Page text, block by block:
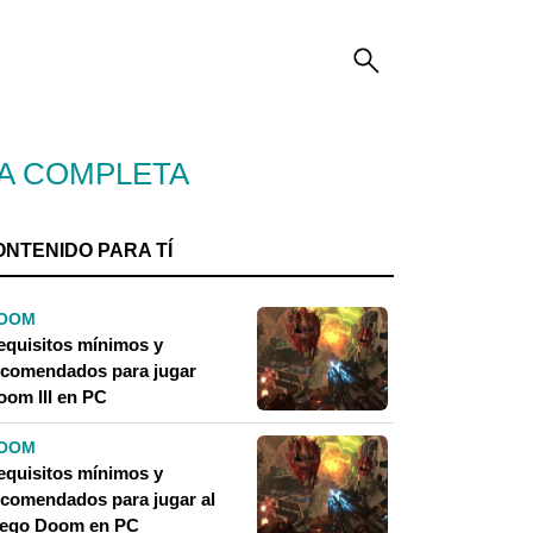
COMPLETA
PARA TÍ
mínimos y
para jugar
III en PC
mínimos y
para jugar al
Doom en PC